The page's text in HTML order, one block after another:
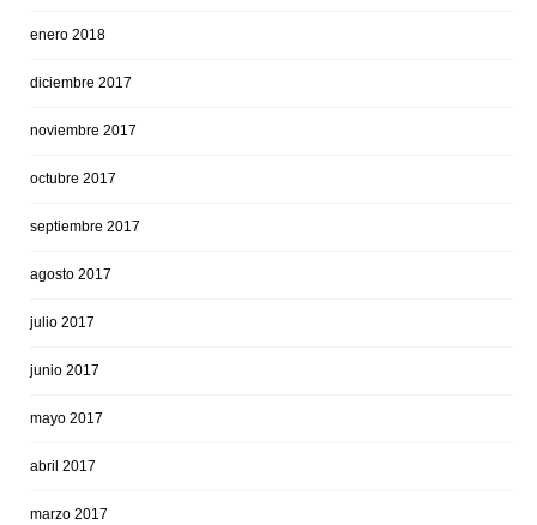
enero 2018
diciembre 2017
noviembre 2017
octubre 2017
septiembre 2017
agosto 2017
julio 2017
junio 2017
mayo 2017
abril 2017
marzo 2017